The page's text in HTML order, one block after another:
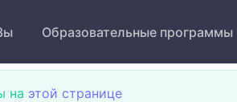
Образовательные программы
на этой странице